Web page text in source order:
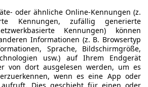
324 kW (441 PS)
km/h) 4,3s
(km/h) 306 km/h
8
660 nm
2979 ccm
Benzin
oder ähnliche Online-Kennungen (z.
Kennungen, zufällig generierte
Kennungen) können
Informationen (z. B. Browsertyp
Sprache, Bildschirmgröße,
usw.) auf Ihrem Endgerät
von dort ausgelesen werden, um es
wenn es eine App oder